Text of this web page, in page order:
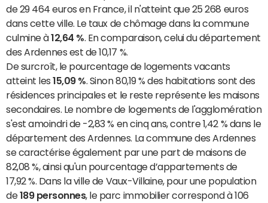
de 29 464 euros en France, il n'atteint que 25 268 euros
dans cette ville. Le taux de chômage dans la commune
culmine à12,64 % . En comparaison, celui du département
des Ardennes est de 10,17 %.
De surcroît, le pourcentage de logements vacants
atteint les15,09 % . Sinon 80,19 % des habitations sont des
résidences principales et le reste représente les maisons
secondaires. Le nombre de logements de l'agglomération
s'est amoindri de -2,83 % en cinq ans, contre 1,42 % dans le
département des Ardennes. La commune des Ardennes
se caractérise également par une part de maisons de
82,08 %, ainsi qu'un pourcentage d’appartements de
17,92 %. Dans la ville de Vaux-Villaine, pour une population
de189 personnes, le parc immobilier correspond à 106